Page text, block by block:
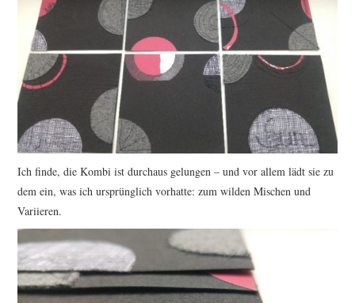
Ich finde, die Kombi ist durchaus gelungen – und vor allem lädt sie zu
dem ein, was ich ursprünglich vorhatte: zum wilden Mischen und
Variieren.